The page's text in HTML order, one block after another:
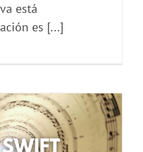
está
es [...]